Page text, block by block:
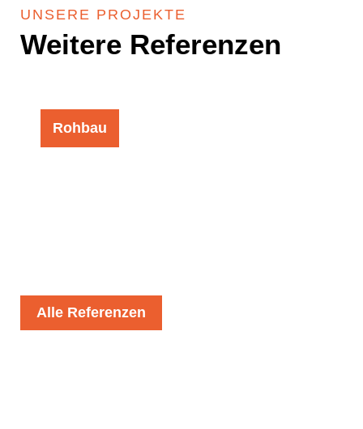
UNSERE PROJEKTE
Weitere Referenzen
Rohbau
Alle Referenzen